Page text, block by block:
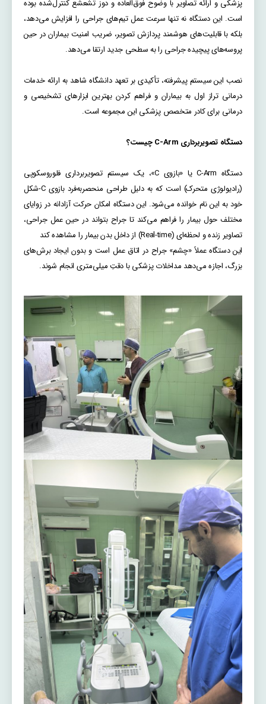
پزشکی و ارائه تصاویر با وضوح فوق‌العاده و دوز تشعشع کنترل‌شده بوده
است. این دستگاه نه تنها سرعت عمل تیم‌های جراحی را افزایش می‌دهد،
بلکه با قابلیت‌های هوشمند پردازش تصویر، ضریب امنیت بیماران در حین
پروسه‌های پیچیده جراحی را به سطحی جدید ارتقا می‌دهد.
نصب این سیستم پیشرفته، تأکیدی بر تعهد دانشگاه شاهد به ارائه خدمات
درمانی تراز اول به بیماران و فراهم کردن بهترین ابزارهای تشخیصی و
درمانی برای کادر متخصص پزشکی این مجموعه است.
دستگاه تصویربرداری C-Arm چیست؟
دستگاه C-Arm یا «بازوی C»، یک سیستم تصویربرداری فلوروسکوپی
(رادیولوژی متحرک) است که به دلیل طراحی منحصر‌به‌فرد بازوی C-شکل
خود به این نام خوانده می‌شود. این دستگاه امکان حرکت آزادانه در زوایای
مختلف حول بیمار را فراهم می‌کند تا جراح بتواند در حین عمل جراحی،
تصاویر زنده و لحظه‌ای (Real-time) از داخل بدن بیمار را مشاهده کند
این دستگاه عملاً «چشم» جراح در اتاق عمل است و بدون ایجاد برش‌های
بزرگ، اجازه می‌دهد مداخلات پزشکی با دقتِ میلی‌متری انجام شوند.